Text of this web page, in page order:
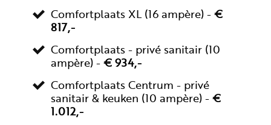
Comfortplaats XL (16 ampère) -€
817,-
Comfortplaats - privé sanitair (10
ampère) -€ 934,-
Comfortplaats Centrum - privé
sanitair & keuken (10 ampère) -€
1.012,-